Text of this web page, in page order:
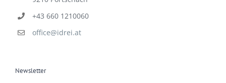
+43 660 1210060
office@idrei.at
Newsletter